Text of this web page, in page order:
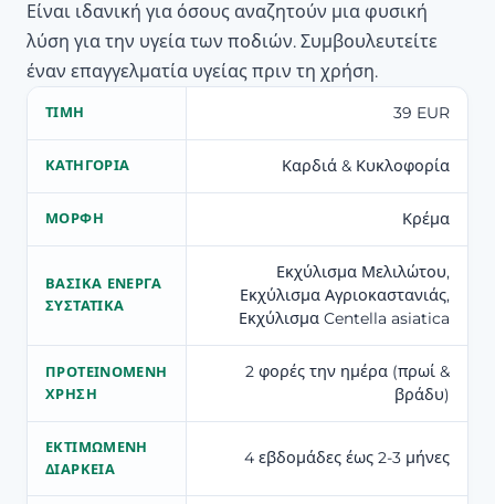
Είναι ιδανική για όσους αναζητούν μια φυσική
λύση για την υγεία των ποδιών. Συμβουλευτείτε
έναν επαγγελματία υγείας πριν τη χρήση.
ΤΙΜΉ 39 EUR
ΚΑΤΗΓΟΡΊΑ Καρδιά & Κυκλοφορία
ΜΟΡΦΉ Κρέμα
ΒΑΣΙΚΆ ΕΝΕΡΓΆ
ΣΥΣΤΑΤΙΚΆ
Εκχύλισμα Μελιλώτου,
Εκχύλισμα Αγριοκαστανιάς,
Εκχύλισμα Centella asiatica
ΠΡΟΤΕΙΝΌΜΕΝΗ
ΧΡΉΣΗ
2 φορές την ημέρα (πρωί &
βράδυ)
ΕΚΤΙΜΏΜΕΝΗ
ΔΙΆΡΚΕΙΑ
4 εβδομάδες έως 2-3 μήνες